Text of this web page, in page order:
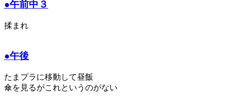
●午前中３
揉まれ
●午後
たまプラに移動して昼飯
傘を見るがこれというのがない